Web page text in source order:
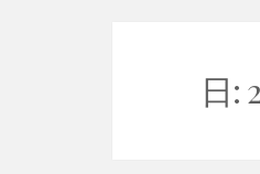
日: